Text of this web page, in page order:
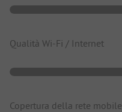
Qualità Wi-Fi / Internet
Copertura della rete mobile